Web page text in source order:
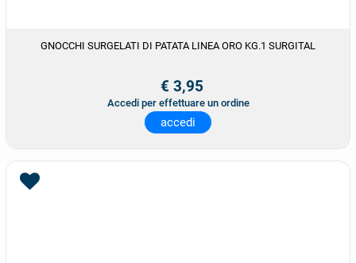
GNOCCHI SURGELATI DI PATATA LINEA ORO KG.1 SURGITAL
€ 3,95
Accedi per effettuare un ordine
accedi